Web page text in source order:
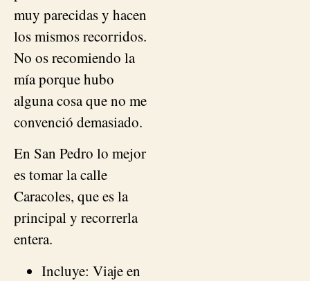
muy parecidas y hacen
los mismos recorridos.
No os recomiendo la
mía porque hubo
alguna cosa que no me
convenció demasiado.
En San Pedro lo mejor
es tomar la calle
Caracoles, que es la
principal y recorrerla
entera.
Incluye: Viaje en